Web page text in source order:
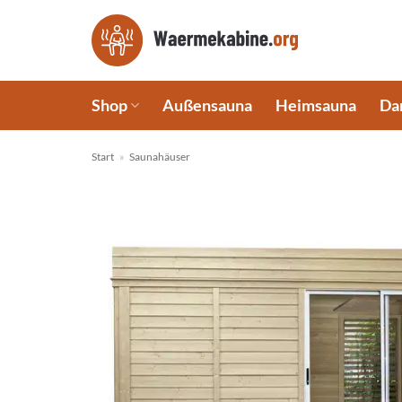
Shop Außensauna Heimsauna
Start » Saunahäuser